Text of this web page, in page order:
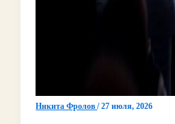
Никита Фролов/27 июля, 2026